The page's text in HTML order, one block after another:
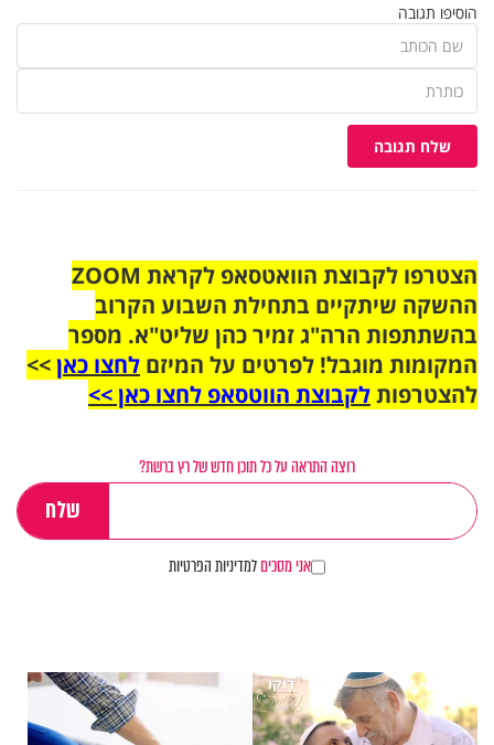
הוסיפו תגובה
שלח תגובה
הצטרפו לקבוצת הוואטסאפ לקראת ZOOM
ההשקה שיתקיים בתחילת השבוע הקרוב
בהשתתפות הרה"ג זמיר כהן שליט"א. מספר
המקומות מוגבל! לפרטים על המיזם לחצו כאן>>
להצטרפותלקבוצת הווטסאפ לחצו כאן >>
רוצה התראה על כל תוכן חדש של רץ ברשת?
אני מסכיםלמדיניות הפרטיות